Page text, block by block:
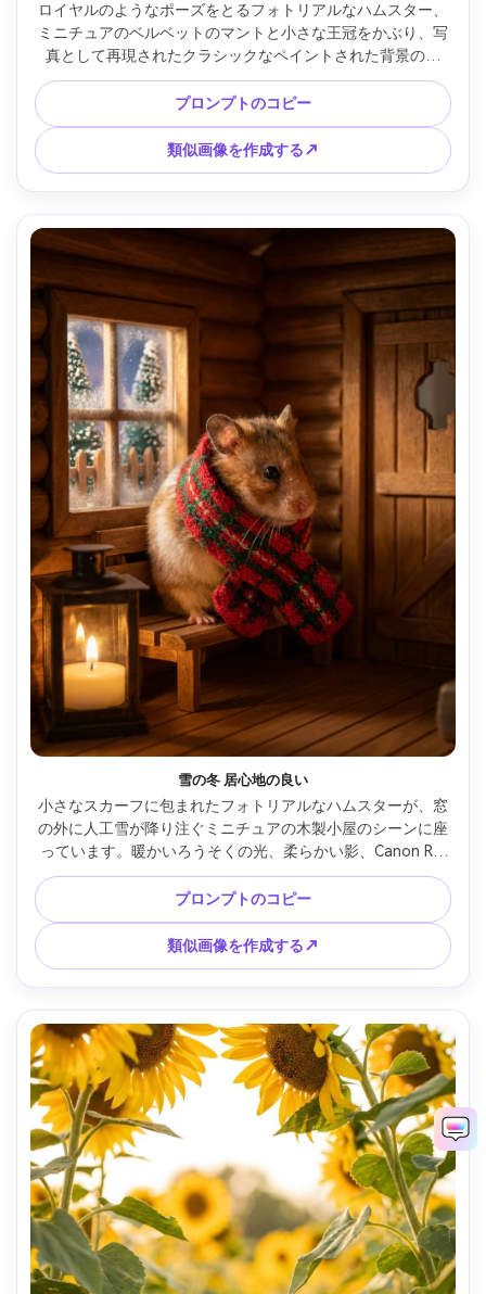
ロイヤルのようなポーズをとるフォトリアルなハムスター、
ミニチュアのベルベットのマントと小さな王冠をかぶり、写
真として再現されたクラシックなペイントされた背景の外
観、柔らかいレンブラント照明、前景にエレガントなゴール
ドのフレームエッジ、Nikon Z8 85mm f/1.8で撮影、豊かな
暖かい色調、超詳細な毛皮、王道の表情 --ar 4:5
プロンプトのコピー
類似画像を作成する↗
雪の冬 居心地の良い
小さなスカーフに包まれたフォトリアルなハムスターが、窓
の外に人工雪が降り注ぐミニチュアの木製小屋のシーンに座
っています。暖かいろうそくの光、柔らかい影、Canon R6
85mm f/1.4 で撮影、被写界深度が浅く、居心地の良い冬の雰
囲気、詳細な毛皮と生地の質感 --ar 4:5
プロンプトのコピー
類似画像を作成する↗